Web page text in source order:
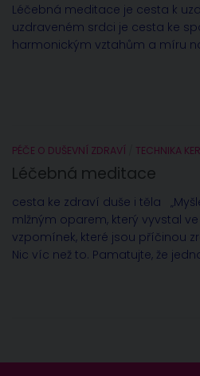
Léčebná meditace je cesta k
uzdraveném srdci je cesta ke
harmonickým vztahům
PÉČE O DUŠEVNÍ ZDRAVÍ TECHNIKA
Léčebná meditace
cesta ke zdraví duše i těla
mlžným oparem, který vyvstal
vzpomínek, které jsou příčinou
Nic víc než to. Pamatujte, že